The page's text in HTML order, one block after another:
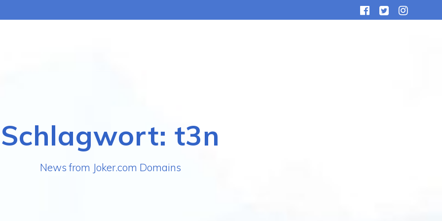
Schlagwort: t3n
News from Joker.com Domains